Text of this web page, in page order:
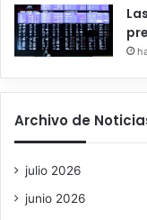
Archivo de
julio 2026
junio 2026